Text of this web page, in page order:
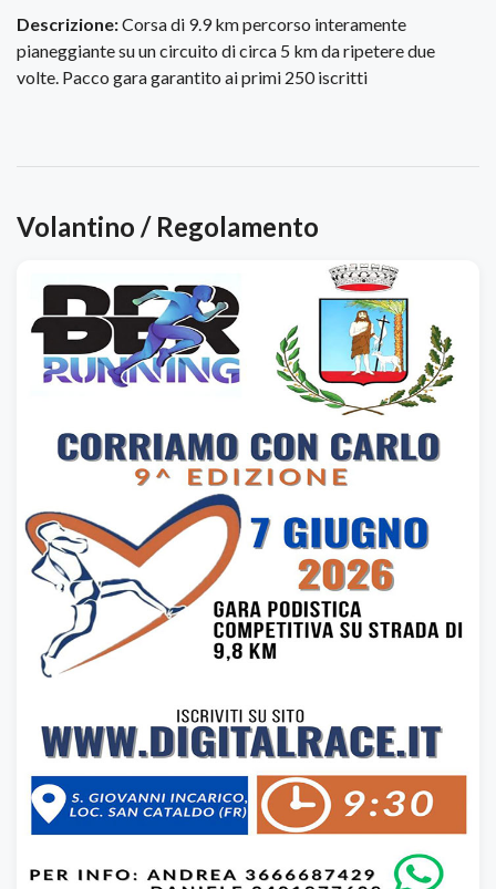
Descrizione:Corsa di 9.9 km percorso interamente
pianeggiante su un circuito di circa 5 km da ripetere due
volte. Pacco gara garantito ai primi 250 iscritti
Volantino / Regolamento